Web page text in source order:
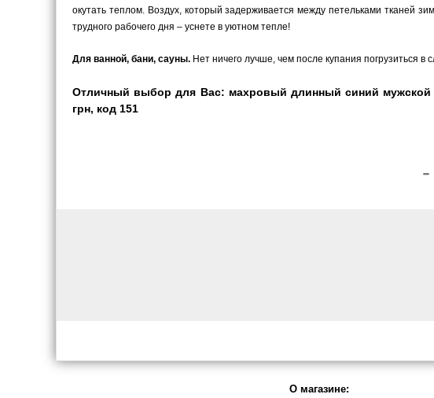
окутать теплом. Воздух, который задерживается между петельками тканей
трудного рабочего дня – уснете в уютном тепле!
Для ванной, бани, сауны. Нет ничего лучше, чем после купания погрузиться
Отличный выбор для Вас: махровый длинный синий мужской
грн, код 151
О магазине: